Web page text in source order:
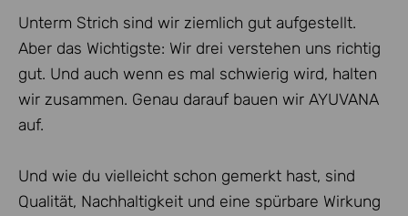
Unterm Strich sind wir ziemlich gut aufgestellt.
Aber das Wichtigste: Wir drei verstehen uns richtig
gut. Und auch wenn es mal schwierig wird, halten
wir zusammen. Genau darauf bauen wir AYUVANA
auf.
Und wie du vielleicht schon gemerkt hast, sind
Qualität, Nachhaltigkeit und eine spürbare Wirkung